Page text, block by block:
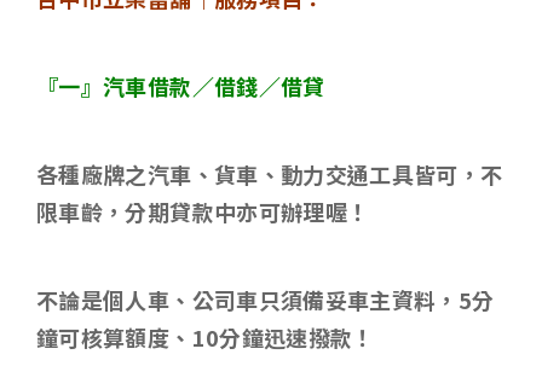
『一』汽車借款／借錢／借貸
各種廠牌之汽車、貨車、動力交通工具皆可，不
限車齡，分期貸款中亦可辦理喔！
不論是個人車、公司車只須備妥車主資料， 5分
鐘可核算額度、 10分鐘迅速撥款！